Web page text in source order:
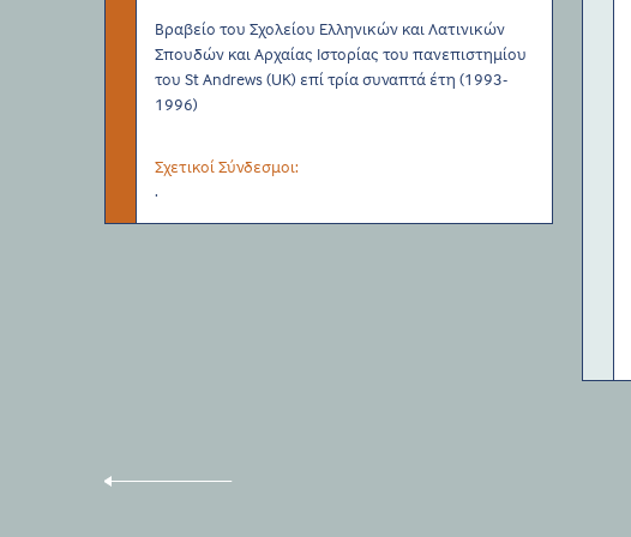
Βραβείο του Σχολείου Ελληνικών και Λατινικών
Σπουδών και Αρχαίας Ιστορίας του πανεπιστημίου
του St Andrews (UK) επί τρία συναπτά έτη (1993-
1996)
Σχετικοί Σύνδεσμοι:
.